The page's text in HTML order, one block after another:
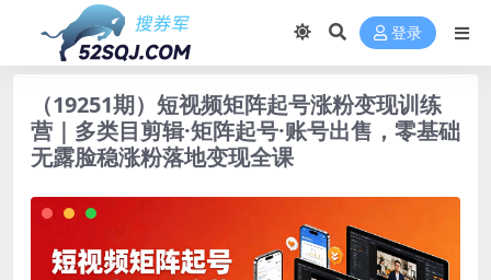
登录
（19251期）短视频矩阵起号涨粉变现训练
营｜多类目剪辑·矩阵起号·账号出售，零基础
无露脸稳涨粉落地变现全课